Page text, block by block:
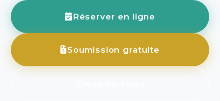
Réserver en ligne
Soumission gratuite